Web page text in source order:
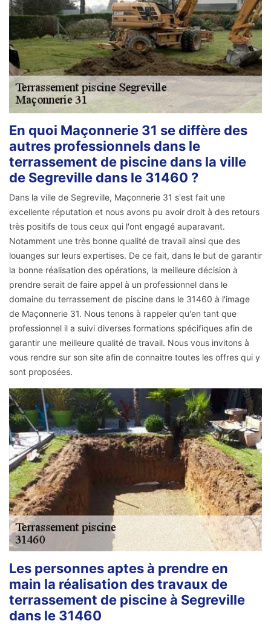
En quoi Maçonnerie 31 se diffère des
autres professionnels dans le
terrassement de piscine dans la ville
de Segreville dans le 31460 ?
Dans la ville de Segreville, Maçonnerie 31 s'est fait une
excellente réputation et nous avons pu avoir droit à des retours
très positifs de tous ceux qui l'ont engagé auparavant.
Notamment une très bonne qualité de travail ainsi que des
louanges sur leurs expertises. De ce fait, dans le but de garantir
la bonne réalisation des opérations, la meilleure décision à
prendre serait de faire appel à un professionnel dans le
domaine du terrassement de piscine dans le 31460 à l'image
de Maçonnerie 31. Nous tenons à rappeler qu'en tant que
professionnel il a suivi diverses formations spécifiques afin de
garantir une meilleure qualité de travail. Nous vous invitons à
vous rendre sur son site afin de connaitre toutes les offres qui y
sont proposées.
Les personnes aptes à prendre en
main la réalisation des travaux de
terrassement de piscine à Segreville
dans le 31460